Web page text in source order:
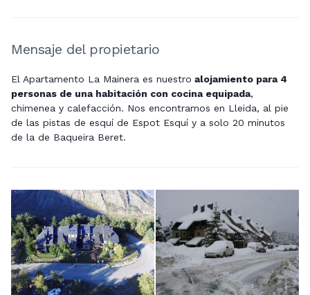
Mensaje del propietario
El Apartamento La Mainera es nuestro alojamiento para 4
personas de una habitación con cocina equipada,
chimenea y calefacción. Nos encontramos en Lleida, al pie
de las pistas de esquí de Espot Esquí y a solo 20 minutos
de la de Baqueira Beret.